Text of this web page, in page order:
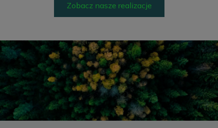
Zobacz nasze realizacje